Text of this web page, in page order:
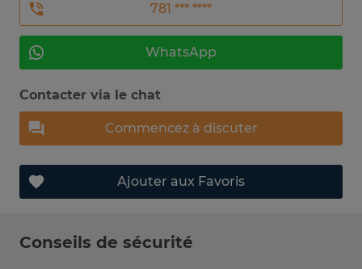
781 *** ****
WhatsApp
Contacter via le chat
Commencez à discuter
Ajouter aux Favoris
Conseils de sécurité